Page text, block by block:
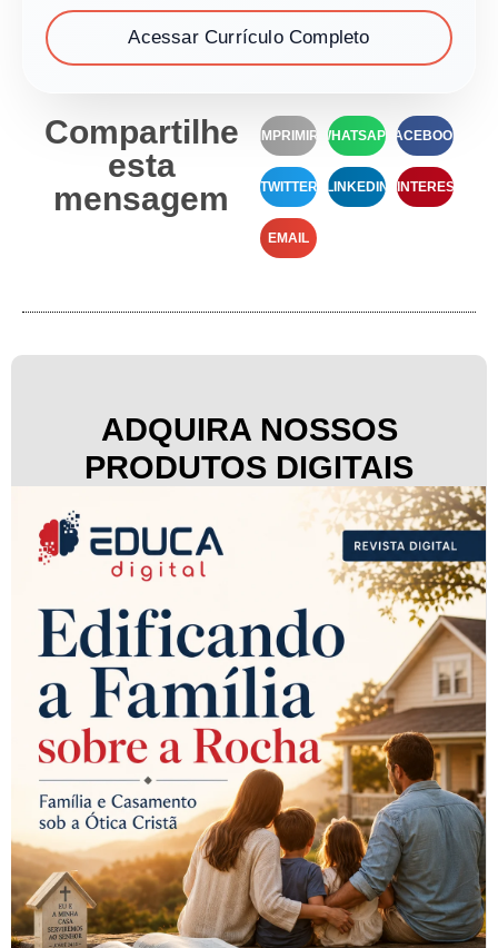
Acessar Currículo Completo
Compartilhe
esta
mensagem
IMPRIMIR WHATSAPP FACEBOOK
TWITTER LINKEDIN PINTEREST
EMAIL
ADQUIRA NOSSOS
PRODUTOS DIGITAIS